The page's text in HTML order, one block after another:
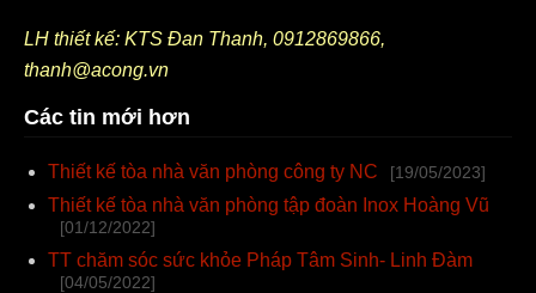
LH thiết kế: KTS Đan Thanh, 0912869866,
thanh@acong.vn
Các tin mới hơn
Thiết kế tòa nhà văn phòng công ty NC [19/05/2023]
Thiết kế tòa nhà văn phòng tập đoàn Inox Hoàng Vũ
[01/12/2022]
TT chăm sóc sức khỏe Pháp Tâm Sinh- Linh Đàm
[04/05/2022]